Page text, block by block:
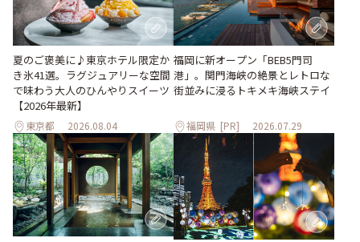
夏のご褒美に♪東京ホテル限定か
き氷41選。ラグジュアリーな空間
で味わう大人のひんやりスイーツ
【2026年最新】
東京都 2026.08.04
福岡に新オープン「BEB5門司
港」。関門海峡の絶景とレトロな
街並みに浸るトキメキ海峡ステイ
福岡県 [PR] 2026.07.29